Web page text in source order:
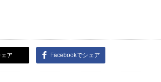
ア Facebookでシェア